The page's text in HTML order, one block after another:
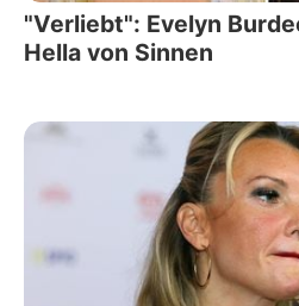
"Verliebt": Evelyn
Hella von Sinnen